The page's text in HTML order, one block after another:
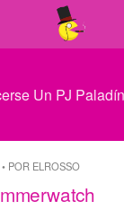
Un PJ
POR ELROSSO